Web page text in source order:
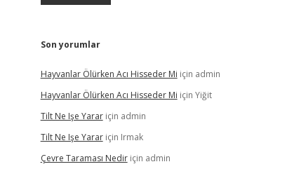
Son yorumlar
Hayvanlar Ölürken Acı Hisseder Mi için admin
Hayvanlar Ölürken Acı Hisseder Mi için Yiğit
Tilt Ne Işe Yarariçin admin
Tilt Ne Işe Yarariçin Irmak
Çevre Taraması Nediriçin admin